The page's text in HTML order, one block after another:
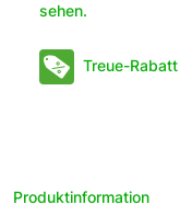
sehen.
Treue-
Produktinformation